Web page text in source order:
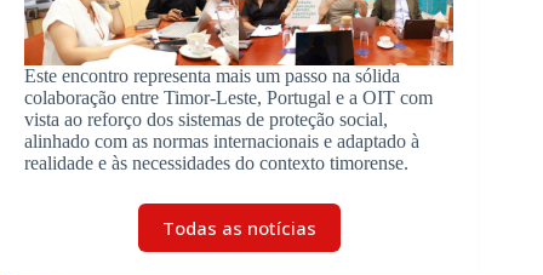
Este encontro representa mais um passo na sólida
colaboração entre Timor-Leste, Portugal e a OIT com
vista ao reforço dos sistemas de proteção social,
alinhado com as normas internacionais e adaptado à
realidade e às necessidades do contexto timorense.
Todas as notícias